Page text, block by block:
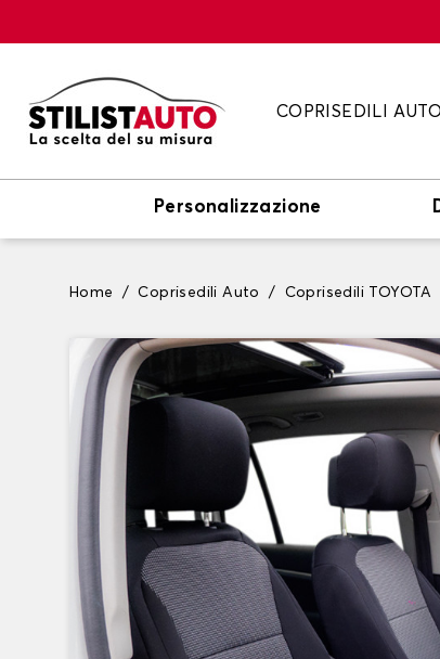
COPRISEDILI AUTO
Personalizzazione
Home Coprisedili Auto Coprisedili TOYOTA